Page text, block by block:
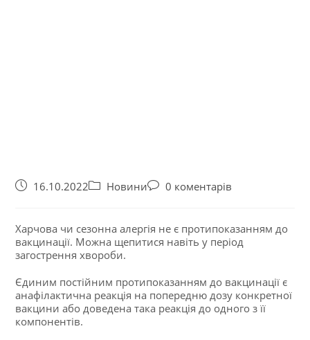
16.10.2022 Новини 0 коментарів
Харчова чи сезонна алергія не є протипоказанням до
вакцинації. Можна щепитися навіть у період
загострення хвороби.
Єдиним постійним протипоказанням до вакцинації є
анафілактична реакція на попередню дозу конкретної
вакцини або доведена така реакція до одного з її
компонентів.